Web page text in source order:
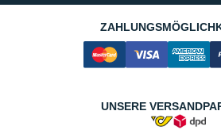
UNSERE